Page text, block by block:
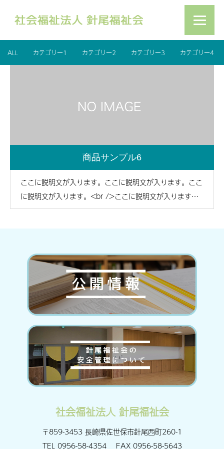
ALL カテゴリー1 カテゴリー2 カテゴリー3 カテゴリー4
商品サンプル6
ここに説明文が入ります。ここに説明文が入ります。ここ
に説明文が入ります。<br />ここに説明文が入ります。
ここに説明文が入ります。
社会福祉法人 針尾福祉会
〒859-3453 長崎県佐世保市針尾西町260-1
TEL 0956-58-4354FAX 0956-58-5643